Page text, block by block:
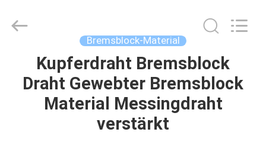
HAUS
PRODUKTE
Bremsblock-Material
Kupferdraht Bremsblock
Draht Gewebter Bremsblock
Material Messingdraht
verstärkt